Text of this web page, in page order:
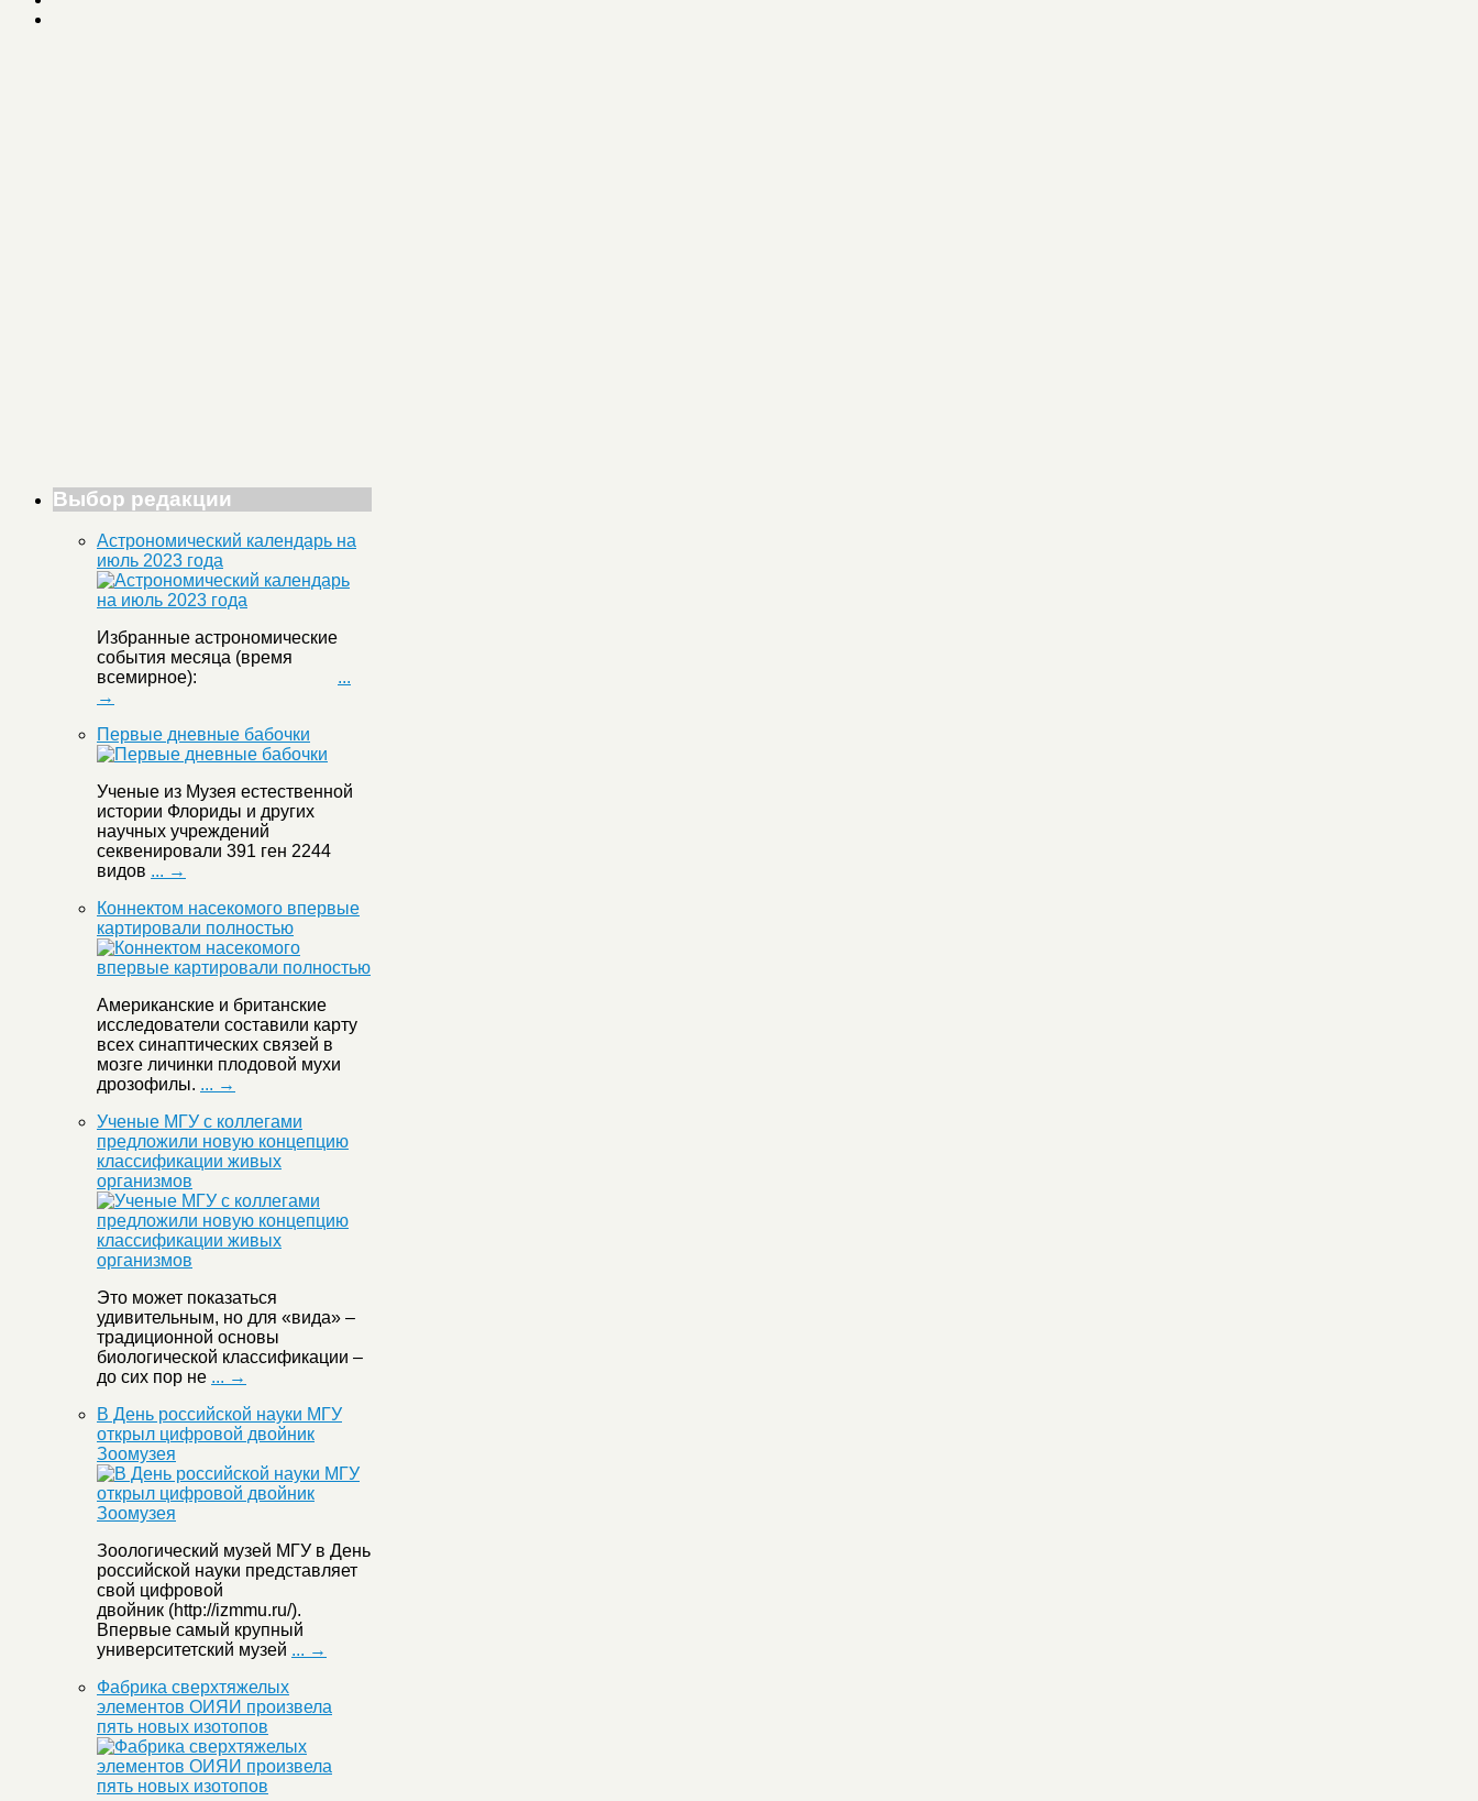
Выбор редакции
Астрономический календарь на
июль 2023 года
Избранные астрономические
события месяца (время
всемирное): ...
→
Первые дневные бабочки
Ученые из Музея естественной
истории Флориды и других
научных учреждений
секвенировали 391 ген 2244
видов ... →
Коннектом насекомого впервые
картировали полностью
Американские и британские
исследователи составили карту
всех синаптических связей в
мозге личинки плодовой мухи
дрозофилы. ... →
Ученые МГУ с коллегами
предложили новую концепцию
классификации живых
организмов
Это может показаться
удивительным, но для «вида» –
традиционной основы
биологической классификации –
до сих пор не ... →
В День российской науки МГУ
открыл цифровой двойник
Зоомузея
Зоологический музей МГУ в День
российской науки представляет
свой цифровой
двойник (http://izmmu.ru/).
Впервые самый крупный
университетский музей ... →
Фабрика сверхтяжелых
элементов ОИЯИ произвела
пять новых изотопов